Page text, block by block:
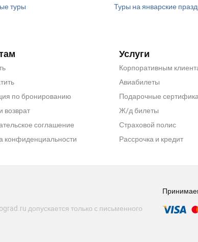
туры
Туры на январские
по бронированию
возврат
соглашение
конфиденциальности
Услуги
Корпоративным
Авиабилеты
Подарочные
Ж/д билеты
Страховой полис
Рассрочка и кредит
допускается только с письменного